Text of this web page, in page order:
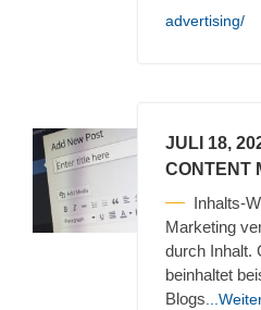
advertising/
JULI 18,
CONTENT
Inhalts-
Marketing
durch Inhalt.
beinhaltet
Blogs